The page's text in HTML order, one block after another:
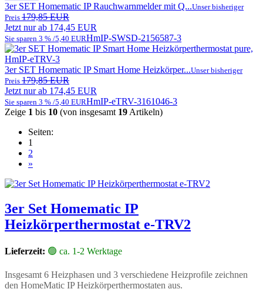
3er SET Homematic IP Rauchwarnmelder mit Q...Unser bisheriger
Preis 179,85 EUR
Jetzt nur ab 174,45 EUR
Sie sparen 3 % /5,40 EURHmIP-SWSD-2156587-3
3er SET Homematic IP Smart Home Heizkörper...Unser bisheriger
Preis 179,85 EUR
Jetzt nur ab 174,45 EUR
Sie sparen 3 % /5,40 EURHmIP-eTRV-3161046-3
Zeige 1 bis 10 (von insgesamt 19 Artikeln)
Seiten:
1
2
»
3er Set Homematic IP
Heizkörperthermostat e-TRV2
Lieferzeit: 🟢 ca. 1-2 Werktage
Insgesamt 6 Heizphasen und 3 verschiedene Heizprofile zeichnen
den HomeMatic IP Heizkörperthermostaten aus.